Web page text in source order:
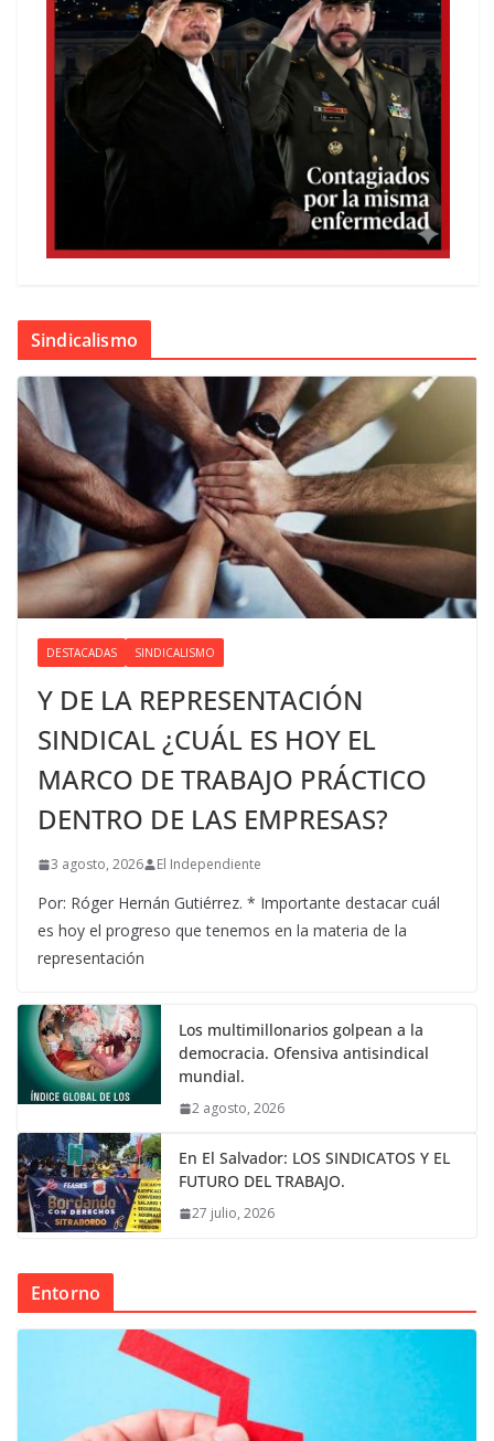
Sindicalismo
DESTACADAS SINDICALISMO
Y DE LA REPRESENTACIÓN
SINDICAL ¿CUÁL ES HOY EL
MARCO DE TRABAJO PRÁCTICO
DENTRO DE LAS EMPRESAS?
3 agosto, 2026 El Independiente
Por: Róger Hernán Gutiérrez. * Importante destacar cuál
es hoy el progreso que tenemos en la materia de la
representación
Los multimillonarios golpean a la
democracia. Ofensiva antisindical
mundial.
2 agosto, 2026
En El Salvador: LOS SINDICATOS Y EL
FUTURO DEL TRABAJO.
27 julio, 2026
Entorno